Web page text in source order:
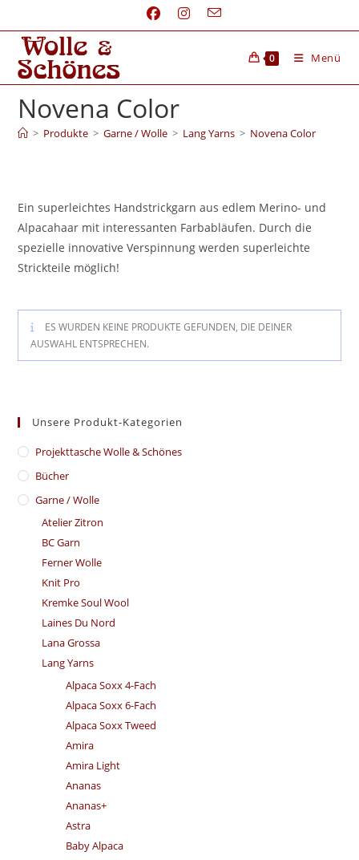
0 Menü
Novena Color
> Produkte > Garne / Wolle > Lang Yarns > Novena Color
Ein superleichtes Handstrickgarn aus edlem Merino- und
Alpacahaar mit interessanten Farbabläufen. Durch die
spezielle innovative Verspinnung werden superleichte
Strickteile möglich!
ES WURDEN KEINE PRODUKTE GEFUNDEN, DIE DEINER
AUSWAHL ENTSPRECHEN.
Unsere Produkt-Kategorien
​Projekttasche Wolle & Schönes
Bücher
Garne / Wolle
Atelier Zitron
BC Garn
Ferner Wolle
Knit Pro
Kremke Soul Wool
Laines Du Nord
Lana Grossa
Lang Yarns
Alpaca Soxx 4-Fach
Alpaca Soxx 6-Fach
Alpaca Soxx Tweed
Amira
Amira Light
Ananas
Ananas+
Astra
Baby Alpaca